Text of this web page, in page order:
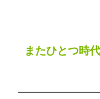
全国納車
またひとつ時